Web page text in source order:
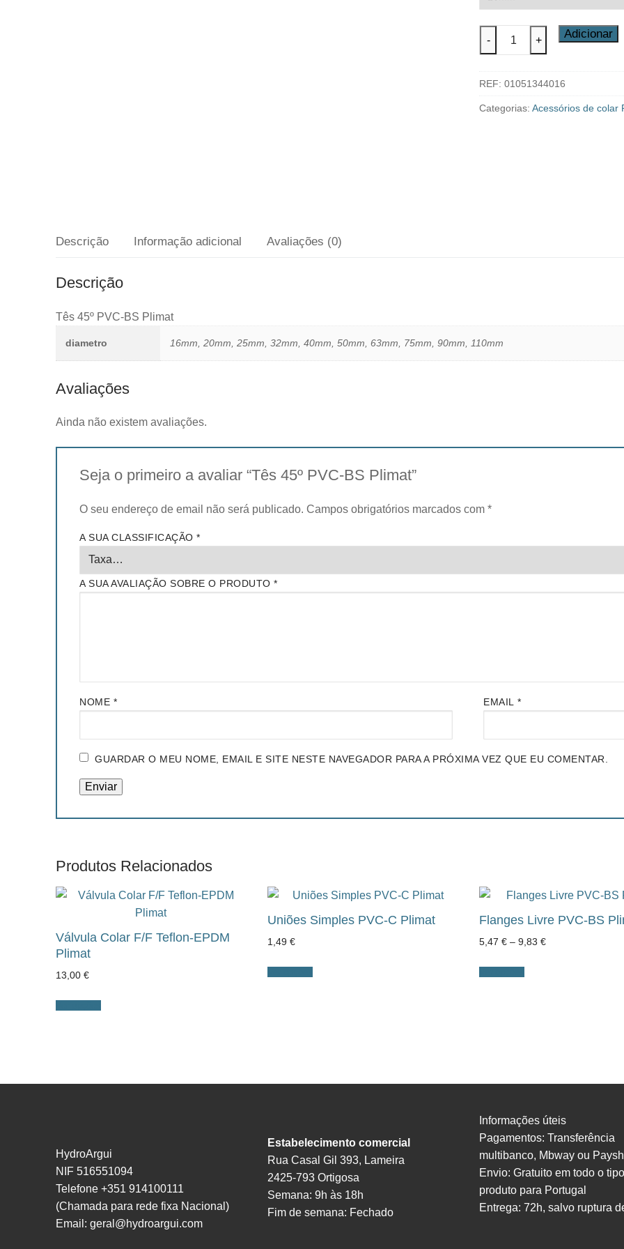
Quantidade
de
45º
PVC-
- + Adicionar
REF: 01051344016
Categorias: Acessórios de colar
Descrição Informação adicional Avaliações (0)
Descrição
Tês 45º PVC-BS Plimat
diametro 16mm, 20mm, 25mm, 32mm, 40mm, 50mm, 63mm, 75mm, 90mm, 110mm
Avaliações
Ainda não existem avaliações.
Seja o primeiro a avaliar “Tês 45º PVC-BS Plimat”
O seu endereço de email não será publicado. Campos obrigatórios marcados com *
A SUA CLASSIFICAÇÃO *
A SUA AVALIAÇÃO SOBRE O PRODUTO *
NOME * EMAIL*
GUARDAR O MEU NOME, EMAIL E SITE NESTE NAVEGADOR PARA A PRÓXIMA VEZ QUE EU COMENTAR.
Produtos Relacionados
Válvula Colar F/F Teflon-EPDM
Plimat
13,00 €
Uniões Simples PVC-C Plimat
1,49 €
Flanges Livre PVC-BS
5,47 € – 9,83 €Price
HydroArgui
NIF 516551094
Telefone +351 914100111
(Chamada para rede fixa Nacional)
Email: geral@hydroargui.com
Estabelecimento comercial
Rua Casal Gil 393, Lameira
2425-793 Ortigosa
Semana: 9h às 18h
Fim de semana: Fechado
Informações úteis
Pagamentos: Transferência
multibanco, Mbway ou
Envio: Gratuito em todo o
produto para Portugal
Entrega: 72h, salvo ruptura